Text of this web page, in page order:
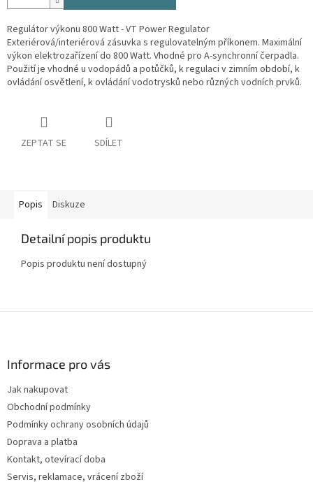
Regulátor výkonu 800 Watt - VT Power Regulator
Exteriérová/interiérová zásuvka s regulovatelným příkonem. Maximální
výkon elektrozařízení do 800 Watt. Vhodné pro A-synchronní čerpadla.
Použití je vhodné u vodopádů a potůčků, k regulaci v zimním období, k
ovládání osvětlení, k ovládání vodotrysků nebo různých vodních prvků.
ZEPTAT SE SDÍLET
Popis Diskuze
Detailní popis produktu
Popis produktu není dostupný
Informace pro vás
Jak nakupovat
Obchodní podmínky
Podmínky ochrany osobních údajů
Doprava a platba
Kontakt, otevírací doba
Servis, reklamace, vrácení zboží